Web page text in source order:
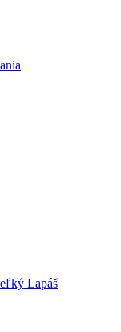
Lapáš